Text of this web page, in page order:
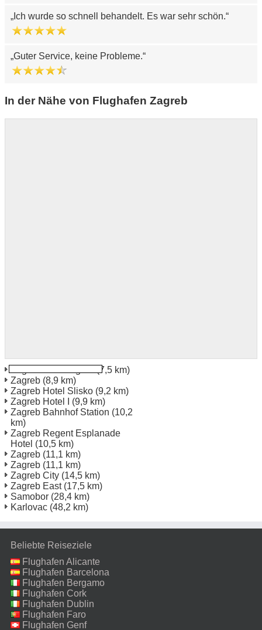
Ich wurde so schnell behandelt. Es war sehr schön.
Guter Service, keine Probleme.
In der Nähe von Flughafen Zagreb
(7,5 km)
Zagreb (8,9 km)
Zagreb Hotel Slisko (9,2 km)
Zagreb Hotel I
(9,9 km)
Zagreb Bahnhof Station (10,2
km)
Zagreb Regent Esplanade
Hotel (10,5 km)
Zagreb (11,1 km)
Zagreb (11,1 km)
Zagreb City (14,5 km)
Zagreb East(17,5 km)
Samobor (28,4 km)
Karlovac (48,2 km)
Beliebte Reiseziele
Flughafen Alicante
Flughafen Barcelona
Flughafen Bergamo
Flughafen Cork
Flughafen Dublin
Flughafen Faro
Flughafen Genf